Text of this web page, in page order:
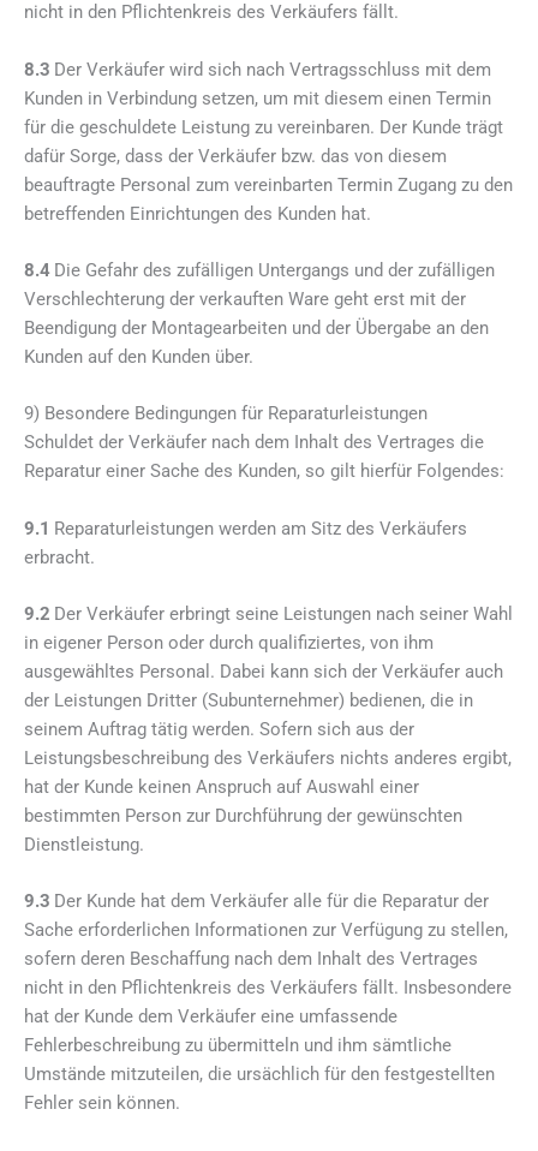
nicht in den Pflichtenkreis des Verkäufers fällt.
8.3 Der Verkäufer wird sich nach Vertragsschluss mit dem
Kunden in Verbindung setzen, um mit diesem einen Termin
für die geschuldete Leistung zu vereinbaren. Der Kunde trägt
dafür Sorge, dass der Verkäufer bzw. das von diesem
beauftragte Personal zum vereinbarten Termin Zugang zu den
betreffenden Einrichtungen des Kunden hat.
8.4 Die Gefahr des zufälligen Untergangs und der zufälligen
Verschlechterung der verkauften Ware geht erst mit der
Beendigung der Montagearbeiten und der Übergabe an den
Kunden auf den Kunden über.
9) Besondere Bedingungen für Reparaturleistungen
Schuldet der Verkäufer nach dem Inhalt des Vertrages die
Reparatur einer Sache des Kunden, so gilt hierfür Folgendes:
9.1 Reparaturleistungen werden am Sitz des Verkäufers
erbracht.
9.2 Der Verkäufer erbringt seine Leistungen nach seiner Wahl
in eigener Person oder durch qualifiziertes, von ihm
ausgewähltes Personal. Dabei kann sich der Verkäufer auch
der Leistungen Dritter (Subunternehmer) bedienen, die in
seinem Auftrag tätig werden. Sofern sich aus der
Leistungsbeschreibung des Verkäufers nichts anderes ergibt,
hat der Kunde keinen Anspruch auf Auswahl einer
bestimmten Person zur Durchführung der gewünschten
Dienstleistung.
9.3 Der Kunde hat dem Verkäufer alle für die Reparatur der
Sache erforderlichen Informationen zur Verfügung zu stellen,
sofern deren Beschaffung nach dem Inhalt des Vertrages
nicht in den Pflichtenkreis des Verkäufers fällt. Insbesondere
hat der Kunde dem Verkäufer eine umfassende
Fehlerbeschreibung zu übermitteln und ihm sämtliche
Umstände mitzuteilen, die ursächlich für den festgestellten
Fehler sein können.